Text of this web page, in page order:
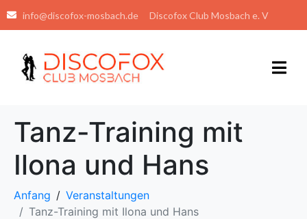
info@discofox-mosbach.de Discofox Club Mosbach e. V
Tanz-Training mit
Ilona und Hans
Anfang
Veranstaltungen
Tanz-Training mit Ilona und Hans